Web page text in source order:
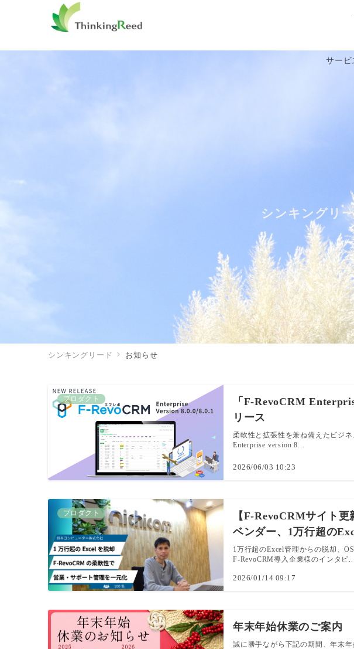
サービ
シンキングリ
シンキングリード お知らせ
プロダクト
「F-RevoCRM
リース
柔軟性と拡張性を兼ね備えたビジ
Enterprise version 8...
2026/06/03 10:23
プロダクト
【F-RevoCRMサイト
ベンダー、1万行超の
1万行超のExcel管理からの脱却、
F-RevoCRM導入企業様のインタビ...
2026/01/14 09:17
年末年始休業のご案内
誠に勝手ながら下記の期間、年末